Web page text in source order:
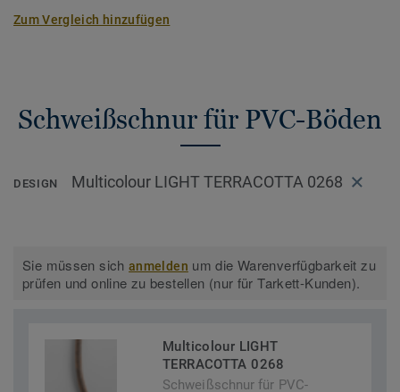
Zum Vergleich hinzufügen
Schweißschnur für PVC-Böden
DESIGN Multicolour LIGHT TERRACOTTA 0268
Sie müssen sichanmelden um die Warenverfügbarkeit zu
prüfen und online zu bestellen (nur für Tarkett-Kunden).
Multicolour LIGHT
TERRACOTTA 0268
Schweißschnur für PVC-